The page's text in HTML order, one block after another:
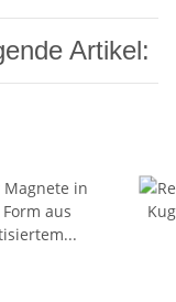
Artikel: